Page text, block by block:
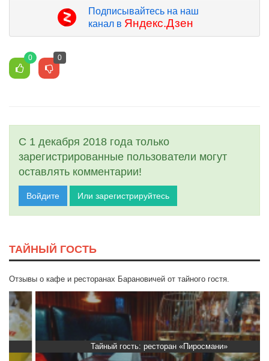
Подписывайтесь на наш
канал в Яндекс.Дзен
0 0
С 1 декабря 2018 года только
зарегистрированные пользователи могут
оставлять комментарии!
Войдите Или зарегистрируйтесь
ТАЙНЫЙ ГОСТЬ
Отзывы о кафе и ресторанах Барановичей от тайного гостя.
Тайный гость: ресторан «Пиросмани»